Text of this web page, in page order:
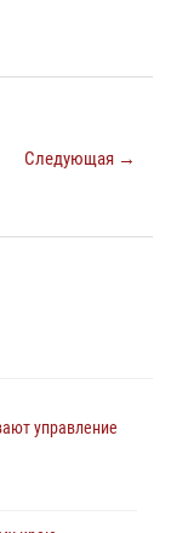
Следующая →
управление